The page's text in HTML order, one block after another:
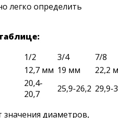
легко определить
1/2 3/4
7/8
12,7 мм 19 мм
22,2
20,4-
20,7
25,9-26,2 29,9-
диаметров,